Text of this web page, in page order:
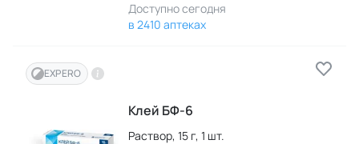
Доступно сегодня
в 2410 аптеках
EXPERO
Клей БФ-6
Раствор, 15 г, 1 шт.